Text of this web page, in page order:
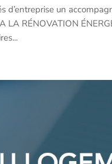
d’entreprise un
LA RÉNOVATION